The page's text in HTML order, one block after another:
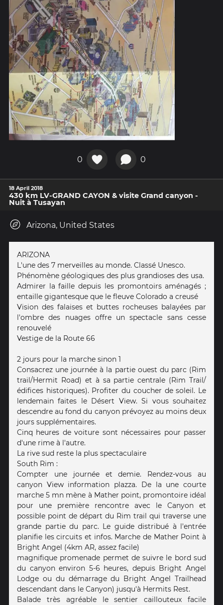
0 0
18 April 2018
430 km LV-GRAND CAYON & visite Grand canyon -
Nuit à Tusayan
Arizona, United States
ARIZONA
L'une des 7 merveilles au monde. Classé Unesco.
Phénomène géologiques des plus grandioses des usa.
Admirer la faille depuis les promontoirs aménagés ;
entaille gigantesque que le fleuve Colorado a creusé
Vision des falaises et buttes rocheuses balayées par
l'ombre des nuages offre un spectacle sans cesse
renouvelé
Vestige de la Route 66
2 jours pour la marche sinon 1
Consacrez une journée à la partie ouest du parc (Rim
trail/Hermit Road) et à sa partie centrale (Rim Trail/
édifices historiques). Profiter du coucher de soleil. Le
lendemain faites le Désert View. Si vous souhaitez
descendre au fond du canyon prévoyez au moins deux
jours supplémentaires.
Cinq heures de voiture sont nécessaires pour passer
d'une rime à l'autre.
La rive sud reste la plus spectaculaire
South Rim :
Compter une journée et demie. Rendez-vous au
canyon View information plazza. De la une courte
marche 5 mn mène à Mather point, promontoire idéal
pour une première rencontre avec le Canyon et
possible point de départ du Rim trail qui traverse une
grande partie du parc. Le guide distribué à l'entrée
planifie les circuits et infos. Marche de Mather Point à
Bright Angel (4km AR, assez facile)
magnifique promenade permet de suivre le bord sud
du canyon environ 5-6 heures, depuis Bright Angel
Lodge ou du démarrage du Bright Angel Trailhead
descendant dans le Canyon) jusqu'à Hermits Rest.
Balade très agréable le sentier caillouteux facile